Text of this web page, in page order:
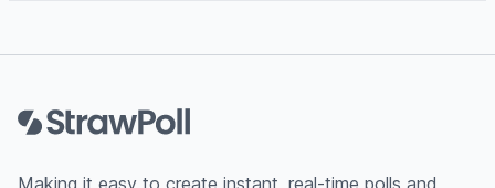
Making it easy to create instant, real-time polls and